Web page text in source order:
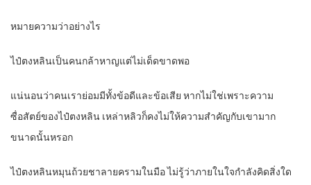
หมายความว่าอย่างไร
ไป๋ตงหลินเป็นคนกล้าหาญแต่ไม่เด็ดขาดพอ
แน่นอนว่าคนเราย่อมมีทั้งข้อดีและข้อเสีย หากไม่ใช่เพราะความ
ซื่อสัตย์ของไป๋ตงหลิน เหล่าหลิวก็คงไม่ให้ความสำคัญกับเขามาก
ขนาดนั้นหรอก
ไป๋ตงหลินหมุนถ้วยชาลายครามในมือ ไม่รู้ว่าภายในใจกำลังคิดสิ่งใด